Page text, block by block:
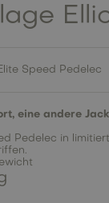
Speed Pedelec
eine andere
Pedelec in